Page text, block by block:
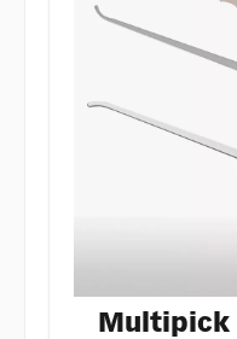
Multipick